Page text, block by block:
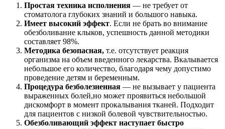
Простая техника исполнения — не требует от
стоматолога глубоких знаний и большого навыка.
Имеет высокий эффект. Если не брать во внимание
обезболивание клыков, успешность данной методики
составляет 98%.
Методика безопасная, т.е. отсутствует реакция
организма на объем введенного лекарства. Вкалывается
небольшое его количество, благодаря чему допустимо
проведение детям и беременным.
Процедура безболезненная — не вызывает у пациента
выраженных болей,но может проявиться небольшой
дискомфорт в момент прокалывания тканей. Подходит
для пациентов с низкой болевой чувствительностью.
Обезболивающий эффект наступает быстро